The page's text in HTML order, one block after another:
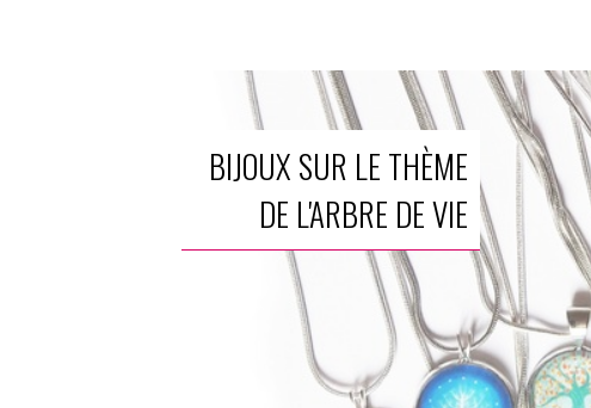
BIJOUX SUR LE THÈME
DE L'ARBRE DE VIE